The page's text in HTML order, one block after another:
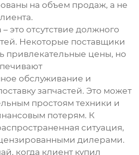
на объем продаж, а не
это отсутствие должного
Некоторые поставщики
привлекательные цены, но
обслуживание и
запчастей. Это может
простоям техники и
потерям. К
ситуация,
дилерами.
когда клиент купил